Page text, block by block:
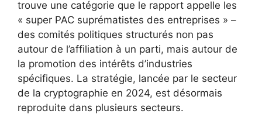
trouve une catégorie que le rapport appelle les
« super PAC suprématistes des entreprises » –
des comités politiques structurés non pas
autour de l’affiliation à un parti, mais autour de
la promotion des intérêts d’industries
spécifiques. La stratégie, lancée par le secteur
de la cryptographie en 2024, est désormais
reproduite dans plusieurs secteurs.